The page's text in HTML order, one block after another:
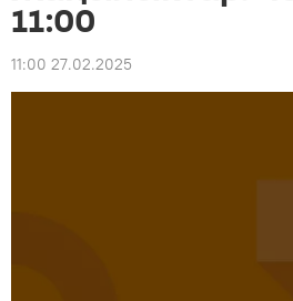
11:00
11:00 27.02.2025